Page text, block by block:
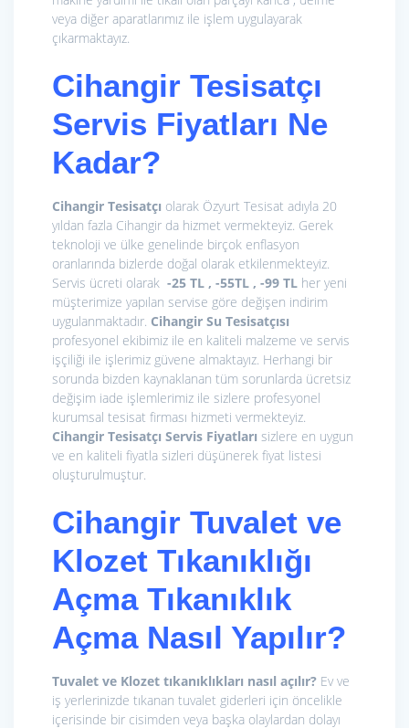
veya diğer aparatlarımız ile işlem uygulayarak
çıkarmaktayız.
Cihangir Tesisatçı
Servis Fiyatları Ne
Kadar?
Cihangir Tesisatçı olarak Özyurt Tesisat adıyla 20
yıldan fazla Cihangir da hizmet vermekteyiz. Gerek
teknoloji ve ülke genelinde birçok enflasyon
oranlarında bizlerde doğal olarak etkilenmekteyiz.
Servis ücreti olarak -25 TL , -55TL , -99 TL her yeni
müşterimize yapılan servise göre değişen indirim
uygulanmaktadır. Cihangir Su Tesisatçısı
profesyonel ekibimiz ile en kaliteli malzeme ve servis
işçiliği ile işlerimiz güvene almaktayız. Herhangi bir
sorunda bizden kaynaklanan tüm sorunlarda ücretsiz
değişim iade işlemlerimiz ile sizlere profesyonel
kurumsal tesisat firması hizmeti vermekteyiz.
Cihangir Tesisatçı Servis Fiyatları sizlere en uygun
ve en kaliteli fiyatla sizleri düşünerek fiyat listesi
oluşturulmuştur.
Cihangir Tuvalet ve
Klozet Tıkanıklığı
Açma Tıkanıklık
Açma Nasıl Yapılır?
Tuvalet ve Klozet tıkanıklıkları nasıl açılır? Ev ve
iş yerlerinizde tıkanan tuvalet giderleri için öncelikle
içerisinde bir cisimden veya başka olaylardan dolayı